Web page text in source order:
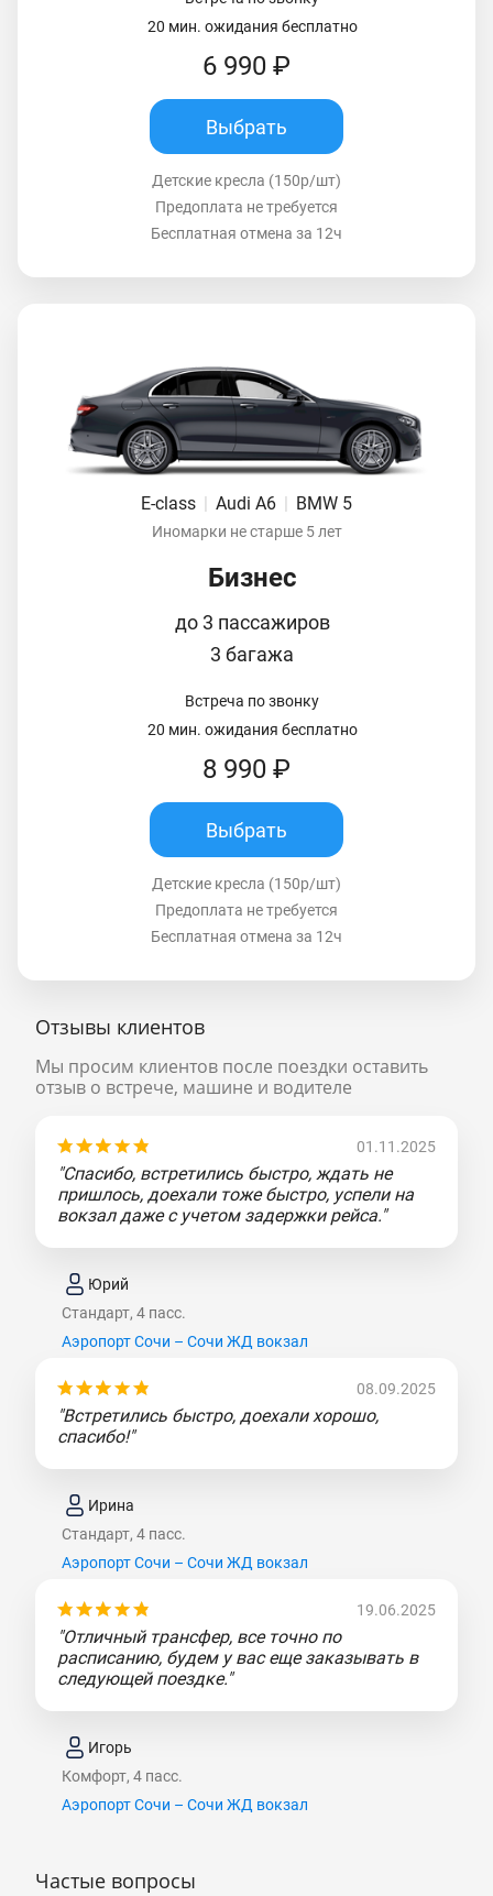
20 мин. ожидания бесплатно
6 990 ₽
Выбрать
Детские кресла (150р/шт)
Предоплата не требуется
Бесплатная отмена за 12ч
E-class | Audi A6 | BMW 5
Иномарки не старше 5 лет
Бизнес
до 3 пассажиров
3 багажа
Встреча по звонку
20 мин. ожидания бесплатно
8 990 ₽
Выбрать
Детские кресла (150р/шт)
Предоплата не требуется
Бесплатная отмена за 12ч
Отзывы клиентов
Мы просим клиентов после поездки оставить
отзыв о встрече, машине и водителе
01.11.2025
"Спасибо, встретились быстро, ждать не
пришлось, доехали тоже быстро, успели на
вокзал даже с учетом задержки рейса."
Юрий
Стандарт, 4 пасс.
Аэропорт Сочи – Сочи ЖД вокзал
08.09.2025
"Встретились быстро, доехали хорошо,
спасибо!"
Ирина
Стандарт, 4 пасс.
Аэропорт Сочи – Сочи ЖД вокзал
19.06.2025
"Отличный трансфер, все точно по
расписанию, будем у вас еще заказывать в
следующей поездке."
Игорь
Комфорт, 4 пасс.
Аэропорт Сочи – Сочи ЖД вокзал
Частые вопросы